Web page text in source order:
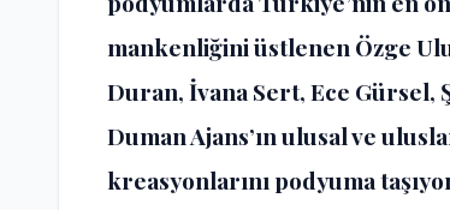
mankenliğini üstlenen Özge
Duran, İvana Sert, Ece Gürsel,
Duman Ajans’ın ulusal ve
kreasyonlarını podyuma